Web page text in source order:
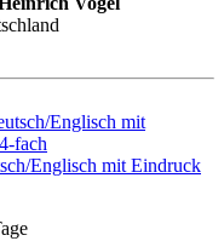
Englisch mit Eindruck